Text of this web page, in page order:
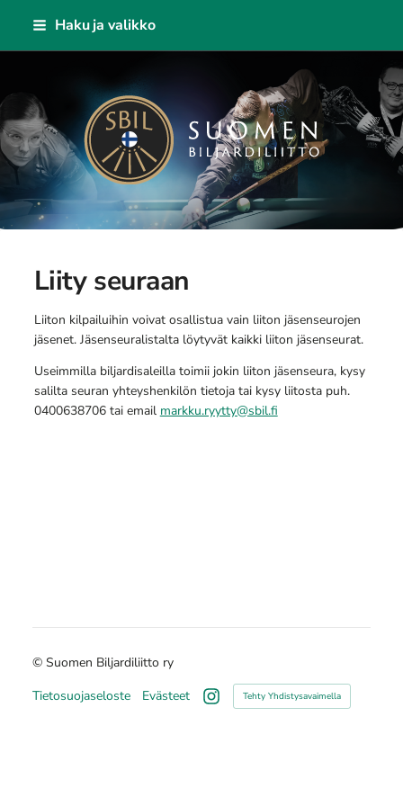
Siirry
Haku ja valikko
Suomen Biljardiliitto ry
Liity seuraan
Liiton kilpailuihin voivat osallistua vain liiton jäsenseurojen
jäsenet. Jäsenseuralistalta löytyvät kaikki liiton jäsenseurat.
Useimmilla biljardisaleilla toimii jokin liiton jäsenseura, kysy
salilta seuran yhteyshenkilön tietoja tai kysy liitosta puh.
0400638706 tai email markku.ryytty@sbil.fi
© Suomen Biljardiliitto ry
Tietosuojaseloste
Evästeet
Instagram
Tehty Yhdistysavaimella